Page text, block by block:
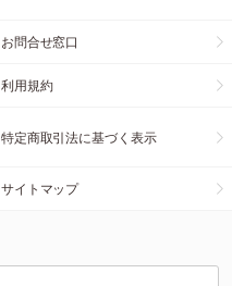
お問合せ窓口
利用規約
特定商取引法に基づく表示
サイトマップ